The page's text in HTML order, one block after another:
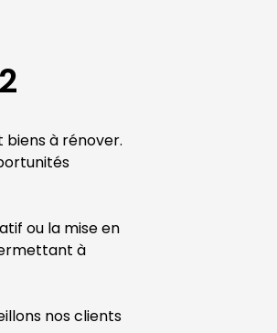
biens à rénover.
ou la mise en
à
nos clients